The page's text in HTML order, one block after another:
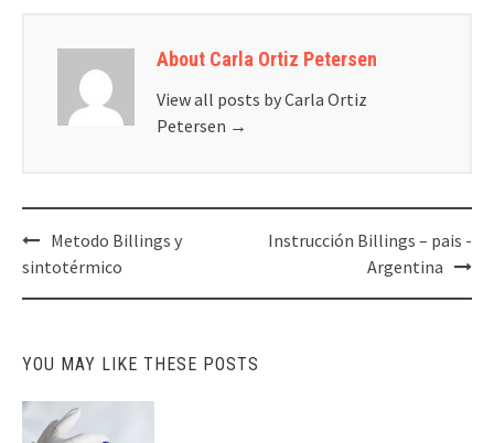
About Carla Ortiz Petersen
View all posts by Carla Ortiz
Petersen →
Post
navigation
Metodo Billings y
sintotérmico
Instrucción Billings – pais -
Argentina
YOU MAY LIKE THESE POSTS